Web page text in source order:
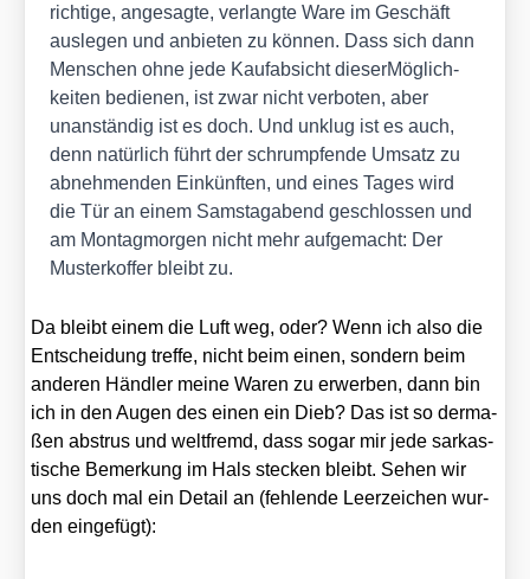
rich­ti­ge, ange­sag­te, ver­lang­te Ware im Geschäft
aus­le­gen und anbie­ten zu kön­nen. Dass sich dann
Men­schen ohne jede Kauf­ab­sicht die­ser­Mög­lich­
kei­ten bedie­nen, ist zwar nicht ver­bo­ten, aber
unan­stän­dig ist es doch. Und unklug ist es auch,
denn natür­lich führt der schrump­fen­de Umsatz zu
abneh­men­den Ein­künf­ten, und eines Tages wird
die Tür an einem Sams­tag­abend geschlos­sen und
am Mon­tag­mor­gen nicht mehr auf­ge­macht: Der
Mus­ter­kof­fer bleibt zu.
Da bleibt einem die Luft weg, oder? Wenn ich also die
Ent­schei­dung tref­fe, nicht beim einen, son­dern beim
ande­ren Händ­ler mei­ne Waren zu erwer­ben, dann bin
ich in den Augen des einen ein Dieb? Das ist so der­ma­
ßen abstrus und welt­fremd, dass sogar mir jede sar­kas­
ti­sche Bemer­kung im Hals ste­cken bleibt. Sehen wir
uns doch mal ein Detail an (feh­len­de Leer­zei­chen wur­
den ein­ge­fügt):